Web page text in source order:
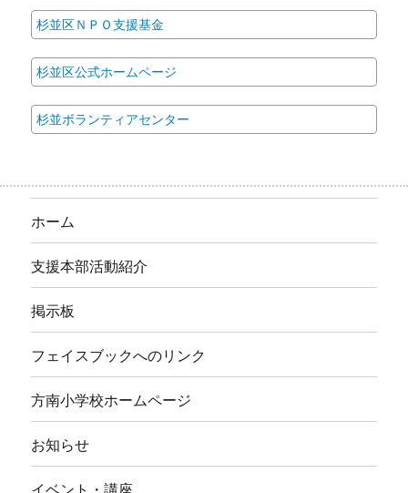
杉並区ＮＰＯ支援基金
杉並区公式ホームページ
杉並ボランティアセンター
ホーム
支援本部活動紹介
掲示板
フェイスブックへのリンク
方南小学校ホームページ
お知らせ
イベント・講座